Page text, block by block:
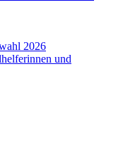
2026
und